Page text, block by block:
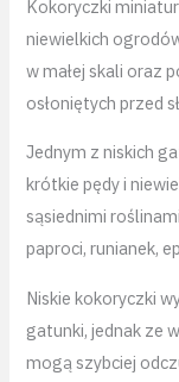
Kokoryczki
niewielkich
w małej skali oraz
osłoniętych przed
Jednym z niskich
krótkie pędy i
sąsiednimi
paproci, runianek,
Niskie kokoryczki
gatunki, jednak ze
mogą szybciej